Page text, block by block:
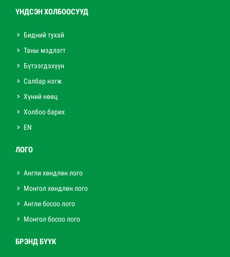
ҮНДСЭН ХОЛБООСУУД
Бидний тухай
Таны мэдлэгт
Бүтээгдэхүүн
Салбар нэгж
Хүний нөөц
Холбоо барих
EN
ЛОГО
Англи хөндлөн лого
Монгол хөндлөн лого
Англи босоо лого
Монгол босоо лого
БРЭНД БҮҮК